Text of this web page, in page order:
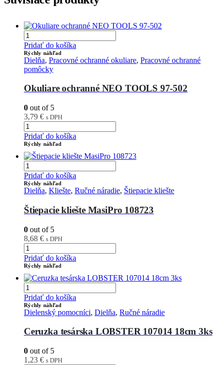
Pridať do košíka
Rýchly náhľad
Dielňa, Pracovné ochranné okuliare, Pracovné ochranné
pomôcky
Okuliare ochranné NEO TOOLS 97-502
0 out of 5
3,79 € s DPH
Pridať do košíka
Rýchly náhľad
Pridať do košíka
Rýchly náhľad
Dielňa, Kliešte, Ručné náradie, Štiepacie kliešte
Štiepacie kliešte MasiPro 108723
0 out of 5
8,68 € s DPH
Pridať do košíka
Rýchly náhľad
Pridať do košíka
Rýchly náhľad
Dielenský pomocníci, Dielňa, Ručné náradie
Ceruzka tesárska LOBSTER 107014 18cm 3ks
0 out of 5
1,23 € s DPH